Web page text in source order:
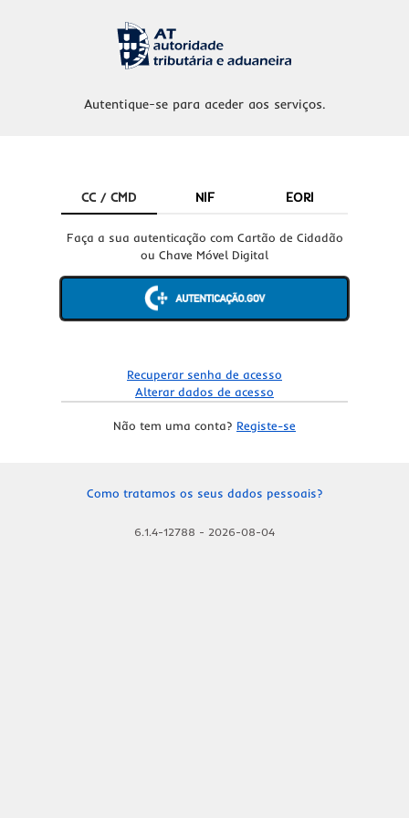
Autentique-se para aceder aos serviços.
CC / CMD NIF EORI
Faça a sua autenticação com Cartão de Cidadão
ou Chave Móvel Digital
Recuperar senha de acesso
Alterar dados de acesso
Não tem uma conta? Registe-se
Como tratamos os seus dados pessoais?
6.1.4-12788 - 2026-08-04